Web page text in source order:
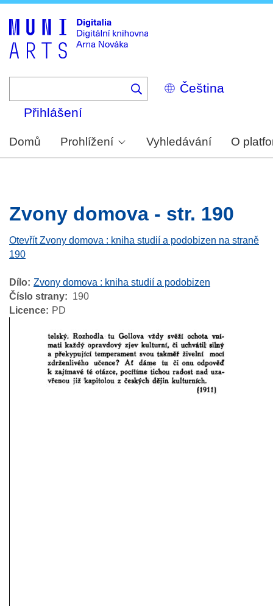
Select
your
Přihlášení
Domů Prohlížení Vyhledávání O
Zvony domova - str. 190
Otevřít Zvony domova : kniha studií a podobizen na straně
190
Dílo Zvony domova : kniha studií a podobizen
Číslo strany
190
Licence
PD